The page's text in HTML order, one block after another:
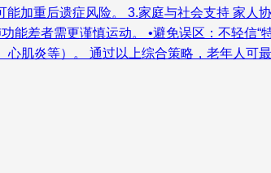
加重后遗症风险。 3.家庭与社会支持 家人
差者需更谨慎运动。 •避免误区：不轻信“
肌炎等）。 通过以上综合策略，老年人可